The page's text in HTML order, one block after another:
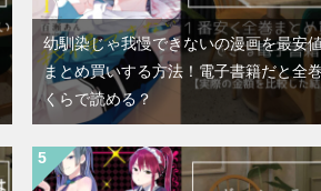
幼馴染じゃ我慢できないの漫画を最安
まとめ買いする方法！電子書籍だと全
くらで読める？